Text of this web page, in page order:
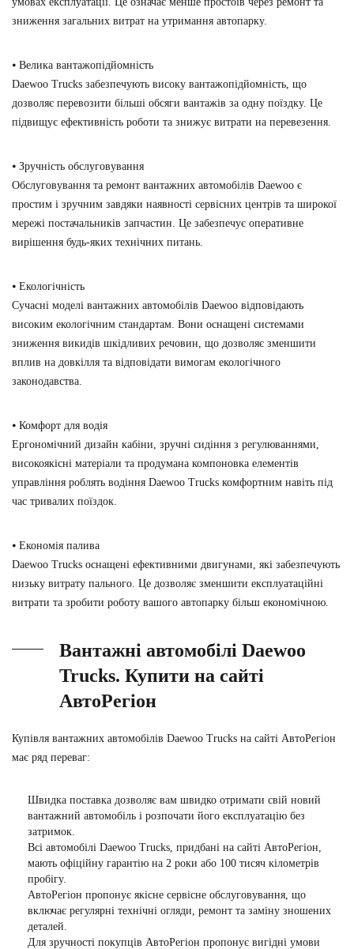
зниження загальних витрат на утримання автопарку.
⦁ Велика вантажопідйомність
Daewoo Trucks забезпечують високу вантажопідйомність, що
дозволяє перевозити більші обсяги вантажів за одну поїздку. Це
підвищує ефективність роботи та знижує витрати на перевезення.
⦁ Зручність обслуговування
Обслуговування та ремонт вантажних автомобілів Daewoo є
простим і зручним завдяки наявності сервісних центрів та широкої
мережі постачальників запчастин. Це забезпечує оперативне
вирішення будь-яких технічних питань.
⦁ Екологічність
Сучасні моделі вантажних автомобілів Daewoo відповідають
високим екологічним стандартам. Вони оснащені системами
зниження викидів шкідливих речовин, що дозволяє зменшити
вплив на довкілля та відповідати вимогам екологічного
законодавства.
⦁ Комфорт для водія
Ергономічний дизайн кабіни, зручні сидіння з регулюваннями,
високоякісні матеріали та продумана компоновка елементів
управління роблять водіння Daewoo Trucks комфортним навіть під
час тривалих поїздок.
⦁ Економія палива
Daewoo Trucks оснащені ефективними двигунами, які забезпечують
низьку витрату пального. Це дозволяє зменшити експлуатаційні
витрати та зробити роботу вашого автопарку більш економічною.
Вантажні автомобілі Daewoo
Trucks. Купити на сайті
АвтоРегіон
Купівля вантажних автомобілів Daewoo Trucks на сайті АвтоРегіон
має ряд переваг:
Швидка поставка дозволяє вам швидко отримати свій новий
вантажний автомобіль і розпочати його експлуатацію без
затримок.
Всі автомобілі Daewoo Trucks, придбані на сайті АвтоРегіон,
мають офіційну гарантію на 2 роки або 100 тисяч кілометрів
пробігу.
АвтоРегіон пропонує якісне сервісне обслуговування, що
включає регулярні технічні огляди, ремонт та заміну зношених
деталей.
Для зручності покупців АвтоРегіон пропонує вигідні умови